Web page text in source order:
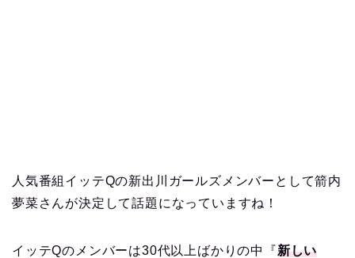
人気番組イッテQの新出川ガールズメンバーとして箭内
夢菜さんが決定して話題になっていますね！
イッテQのメンバーは30代以上ばかりの中『新しい